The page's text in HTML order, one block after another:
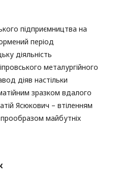
підприємництва на
період
діяльність
металургійного
діяв настільки
зразком вдалого
Ясюкович – втіленням
майбутніх